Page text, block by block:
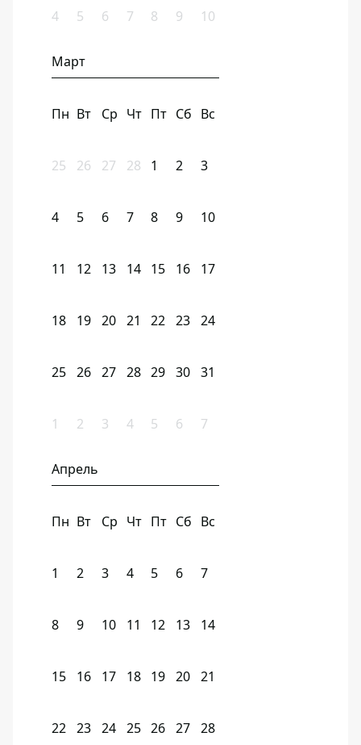
4 5 6 7 8 9 10
Март
Пн Вт Ср Чт Пт Сб Вс
25 26 27 28 1 2 3
4 5 6 7 8 9 10
11 12 13 14 15 16 17
18 19 20 21 22 23 24
25 26 27 28 29 30 31
1 2 3 4 5 6 7
Апрель
Пн Вт Ср Чт Пт Сб Вс
1 2 3 4 5 6 7
8 9 10 11 12 13 14
15 16 17 18 19 20 21
22 23 24 25 26 27 28